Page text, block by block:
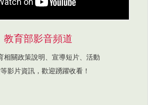
教育部影音頻道
相關政策說明、宣導短片、活動
影片資訊，歡迎踴躍收看！